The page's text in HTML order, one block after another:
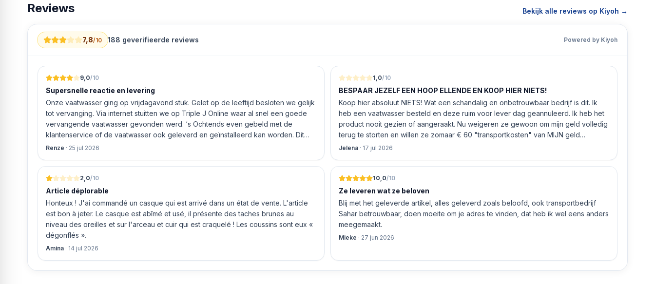
Reviews Bekijk alle reviews op Kiyoh →
7,8/10 188 geverifieerde reviews Powered by Kiyoh
9,0/10
Supersnelle reactie en levering
Onze vaatwasser ging op vrijdagavond stuk. Gelet op de leeftijd besloten we gelijk
tot vervanging. Via internet stuitten we op Triple J Online waar al snel een goede
vervangende vaatwasser gevonden werd. ‘s Ochtends even gebeld met de
klantenservice of de vaatwasser ook geleverd en geïnstalleerd kan worden. Dit
bleek het geval tegen alleszins concurrente prijzen. De vriendelijke medewerker
ging doen om ‘s middags nog te leveren. Het bleken geen loze woorden: om 16.00
uur werd de Neff vaatwasser geleverd en ver
Renze · 25 jul 2026
1,0/10
BESPAAR JEZELF EEN HOOP ELLENDE EN KOOP HIER NIETS!
Koop hier absoluut NIETS! Wat een schandalig en onbetrouwbaar bedrijf is dit. Ik
heb een vaatwasser besteld en deze ruim voor lever dag geannuleerd. Ik heb het
product nooit gezien of aangeraakt. Nu weigeren ze gewoon om mijn geld volledig
terug te storten en willen ze zomaar € 60 "transportkosten" van MIJN geld
inhouden!
Jelena · 17 jul 2026
2,0/10
Article déplorable
Honteux ! J'ai commandé un casque qui est arrivé dans un état de vente. L'article
est bon à jeter. Le casque est abîmé et usé, il présente des taches brunes au
niveau des oreilles et sur l'arceau et cuir qui est craquelé ! Les coussins sont eux «
dégonflés ».
Amina · 14 jul 2026
10,0/10
Ze leveren wat ze beloven
Blij met het geleverde artikel, alles geleverd zoals beloofd, ook transportbedrijf
Sahar betrouwbaar, doen moeite om je adres te vinden, dat heb ik wel eens anders
meegemaakt.
Mieke · 27 jun 2026